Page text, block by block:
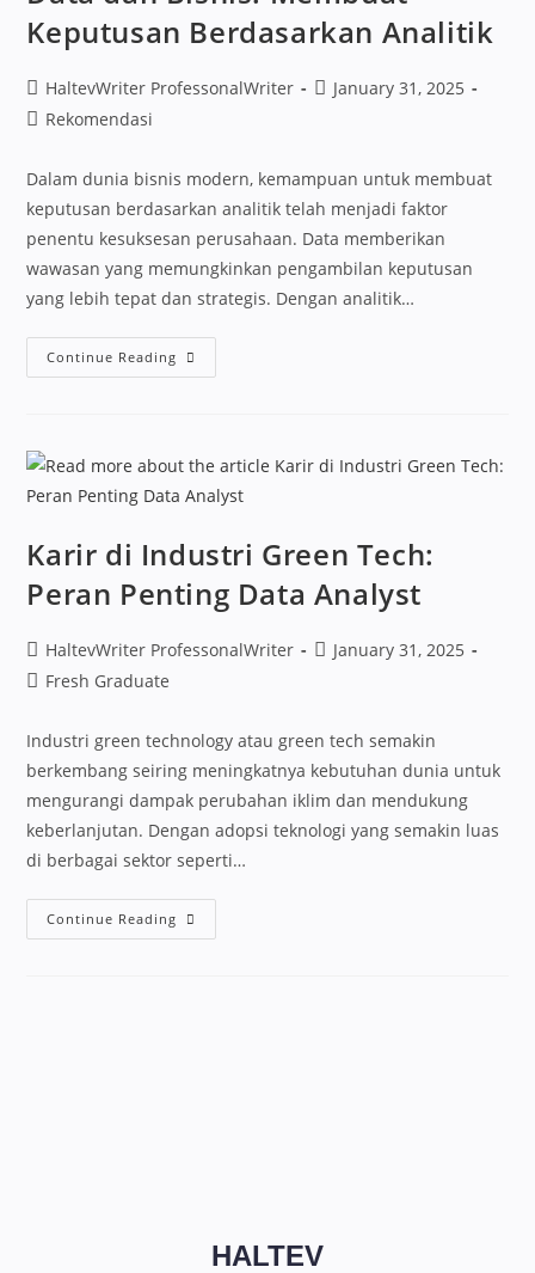
Keputusan Berdasarkan Analitik
HaltevWriter ProfessonalWriter
January 31, 2025
Rekomendasi
Dalam dunia bisnis modern, kemampuan untuk membuat
keputusan berdasarkan analitik telah menjadi faktor
penentu kesuksesan perusahaan. Data memberikan
wawasan yang memungkinkan pengambilan keputusan
yang lebih tepat dan strategis. Dengan analitik…
Continue Reading
Karir di Industri Green Tech:
Peran Penting Data Analyst
HaltevWriter ProfessonalWriter
January 31, 2025
Fresh Graduate
Industri green technology atau green tech semakin
berkembang seiring meningkatnya kebutuhan dunia untuk
mengurangi dampak perubahan iklim dan mendukung
keberlanjutan. Dengan adopsi teknologi yang semakin luas
di berbagai sektor seperti…
Continue Reading
HALTEV​